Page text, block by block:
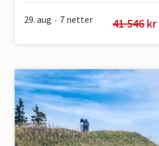
29. aug • 7 netter 41 546 kr